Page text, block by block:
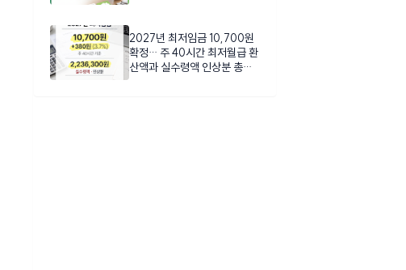
2027년 최저임금 10,700원
확정… 주 40시간 최저월급 환
산액과 실수령액 인상분 총정